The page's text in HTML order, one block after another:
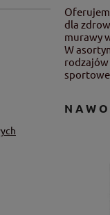
dla
murawy
W
rodzajów